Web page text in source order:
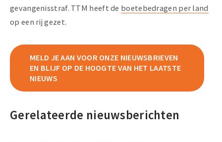
gevangenisstraf. TTM heeft de boetebedragen per land
op een rij gezet.
MELD JE AAN VOOR ONZE NIEUWSBRIEVEN
EN BLIJF OP DE HOOGTE VAN HET LAATSTE
NIEUWS
Gerelateerde nieuwsberichten